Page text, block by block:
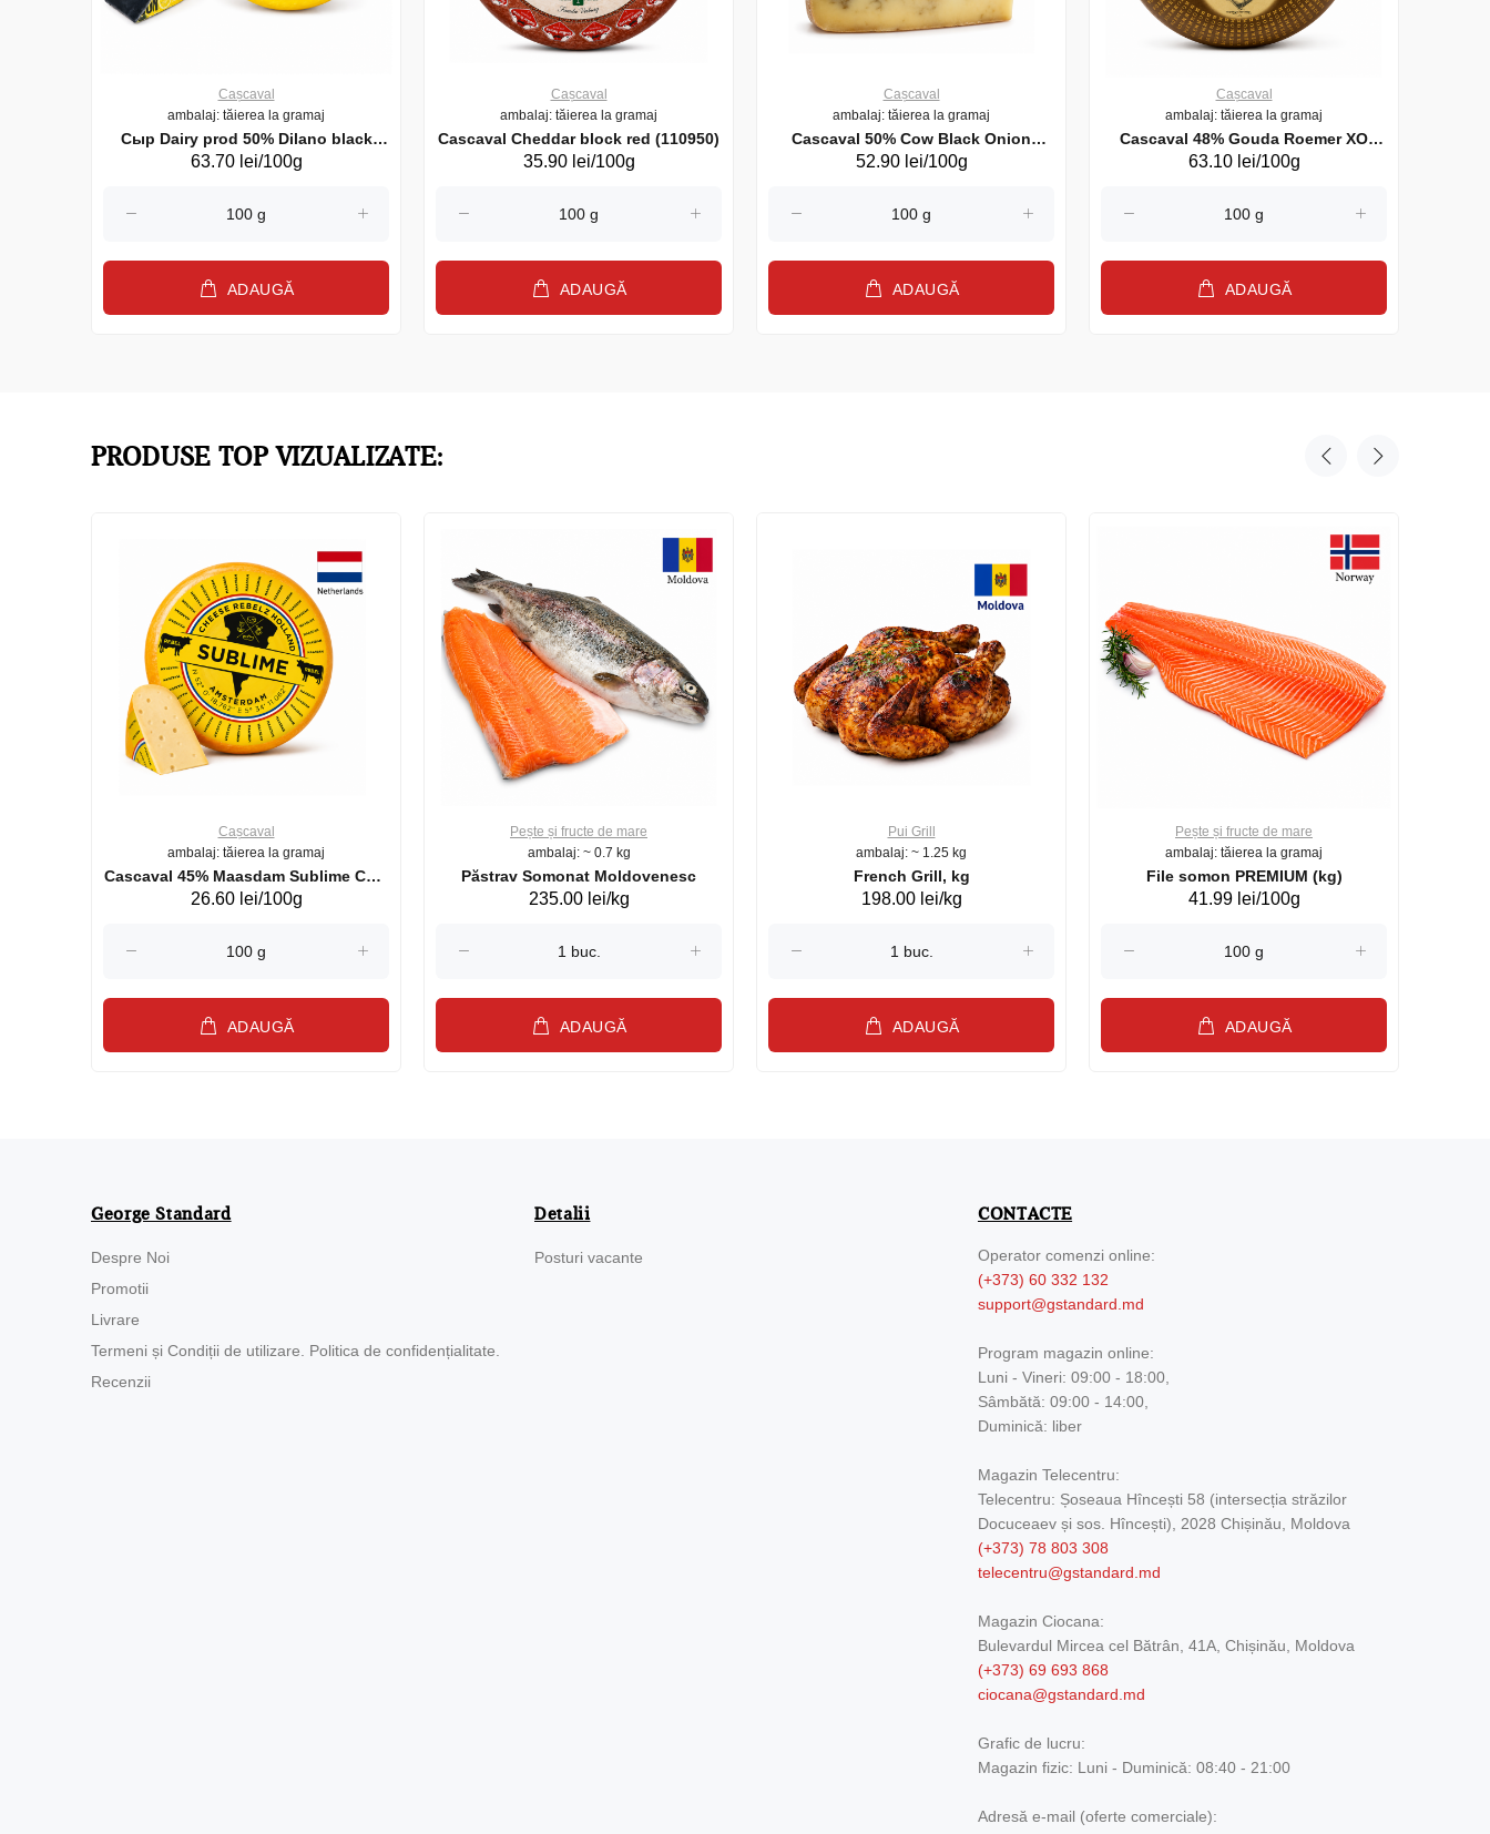
Cașcaval
ambalaj: tăierea la gramaj
Сыр Dairy prod 50% Dilano black
lemon 3% veg (20137)
63.70 lei/100g
ADAUGĂ
Cașcaval
ambalaj: tăierea la gramaj
Cascaval Cheddar block red (110950)
35.90 lei/100g
ADAUGĂ
Cașcaval
ambalaj: tăierea la gramaj
Cascaval 50% Cow Black Onion
(06757122)
52.90 lei/100g
ADAUGĂ
Cașcaval
ambalaj: tăierea la gramaj
Cascaval 48% Gouda Roemer XO
(20208)
63.10 lei/100g
ADAUGĂ
PRODUSE TOP VIZUALIZATE:
Cașcaval
ambalaj: tăierea la gramaj
Cascaval 45% Maasdam Sublime Cow
(075002)
26.60 lei/100g
ADAUGĂ
Pește și fructe de mare
ambalaj: ~ 0.7 kg
Păstrav Somonat Moldovenesc
235.00 lei/kg
ADAUGĂ
Pui Grill
ambalaj: ~ 1.25 kg
French Grill, kg
198.00 lei/kg
ADAUGĂ
Pește și fructe de mare
ambalaj: tăierea la gramaj
File somon PREMIUM (kg)
41.99 lei/100g
ADAUGĂ
George Standard
Despre Noi
Promotii
Livrare
Termeni și Condiții de utilizare. Politica de confidențialitate.
Recenzii
Detalii
Posturi vacante
CONTACTE
Operator comenzi online:
(+373) 60 332 132
support@gstandard.md
Program magazin online:
Luni - Vineri: 09:00 - 18:00,
Sâmbătă: 09:00 - 14:00,
Duminică: liber
Magazin Telecentru:
Telecentru: Șoseaua Hîncești 58 (intersecția străzilor
Docuceaev și sos. Hîncești), 2028 Chișinău, Moldova
(+373) 78 803 308
telecentru@gstandard.md
Magazin Ciocana:
Bulevardul Mircea cel Bătrân, 41A, Chișinău, Moldova
(+373) 69 693 868
ciocana@gstandard.md
Grafic de lucru:
Magazin fizic: Luni - Duminică: 08:40 - 21:00
Adresă e-mail (oferte comerciale):